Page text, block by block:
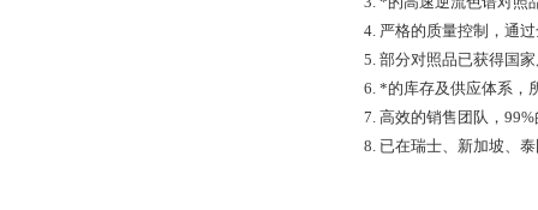
4. 严格的质量控制，通
5. 部分对照品已获得国
6. *的库存及供应体系，
7. 高效的销售团队，
8. 已在瑞士、新加坡、